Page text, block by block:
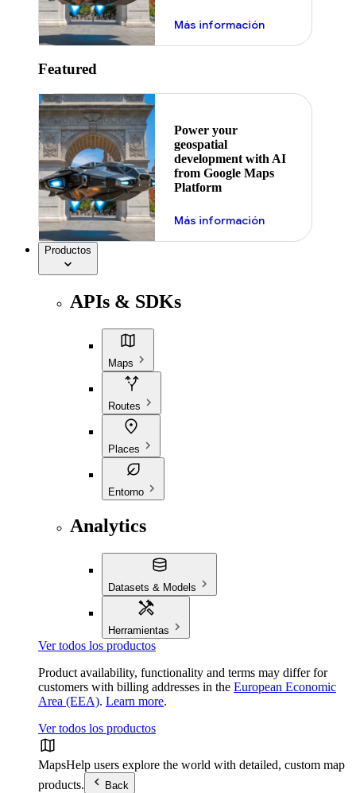
Más información
Featured
Power your
geospatial
development with AI
from Google Maps
Platform
Más información
Productos
APIs & SDKs
Maps
Routes
Places
Entorno
Analytics
Datasets & Models
Herramientas
Ver todos los productos
Product availability, functionality and terms may differ for
customers with billing addresses in the European Economic
Area (EEA). Learn more.
Ver todos los productos
MapsHelp users explore the world with detailed, custom map
products.
Back